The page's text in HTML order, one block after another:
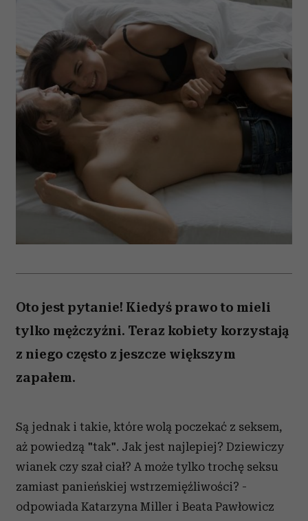
Oto jest pytanie! Kiedyś prawo to mieli
tylko mężczyźni. Teraz kobiety korzystają
z niego często z jeszcze większym
zapałem.
Są jednak i takie, które wolą poczekać z seksem,
aż powiedzą "tak". Jak jest najlepiej? Dziewiczy
wianek czy szał ciał? A może tylko trochę seksu
zamiast panieńskiej wstrzemięźliwości? -
odpowiada Katarzyna Miller i Beata Pawłowicz